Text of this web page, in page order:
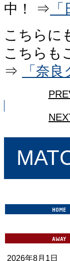
中！ ⇒
こちらに
こちらも
⇒
「奈
2026年8月1日